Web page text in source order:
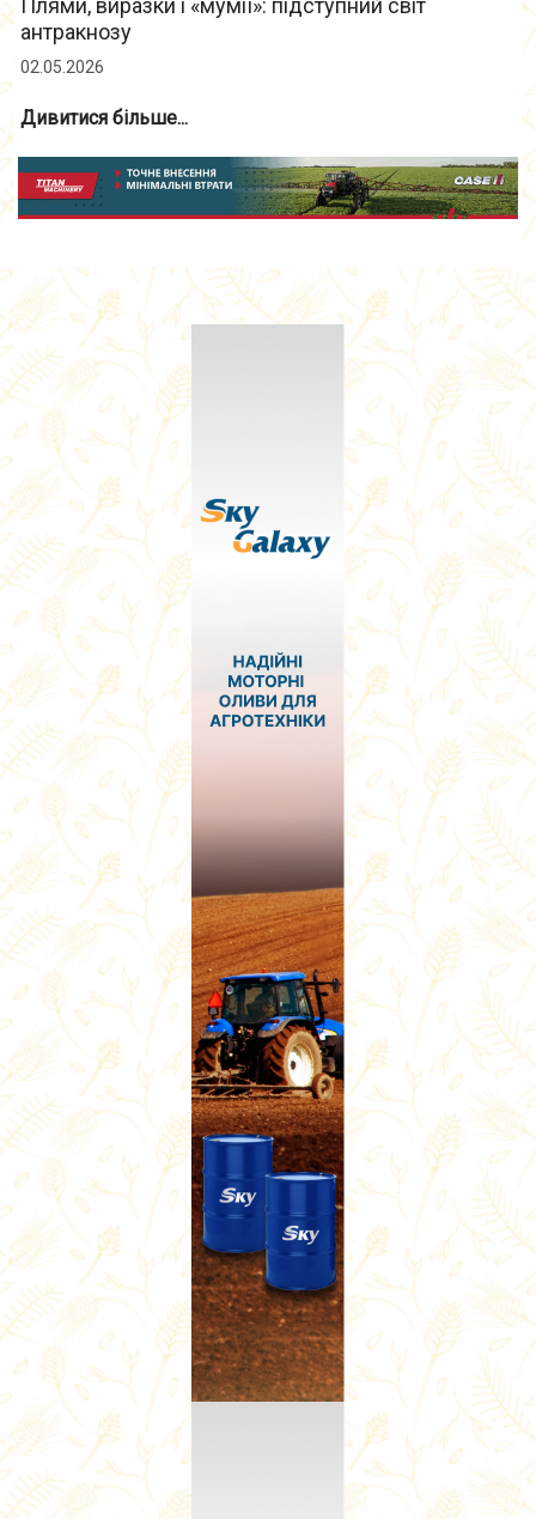
Плями, виразки і «мумії»: підступний світ
антракнозу
02.05.2026
Дивитися більше...